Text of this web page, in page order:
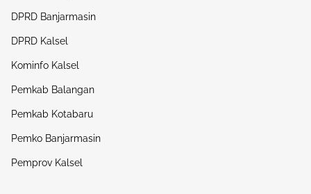
DPRD Banjarmasin
DPRD Kalsel
Kominfo Kalsel
Pemkab Balangan
Pemkab Kotabaru
Pemko Banjarmasin
Pemprov Kalsel